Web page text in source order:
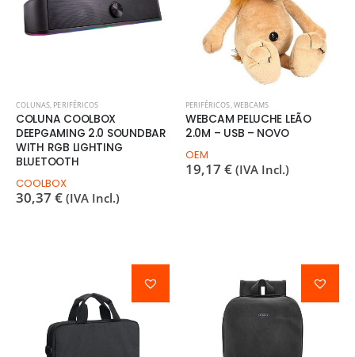
COLUNAS, PERIFÉRICOS
COLUNA COOLBOX
DEEPGAMING 2.0 SOUNDBAR
WITH RGB LIGHTING
BLUETOOTH
COOLBOX
30,37 € (IVA Incl.)
PERIFÉRICOS,WEBCAMS
WEBCAM PELUCHE LEÃO
2.0M – USB – NOVO
OEM
19,17 € (IVA Incl.)